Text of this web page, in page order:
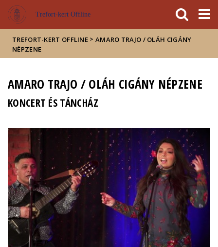
Események
ELTE a
sajtóban
Trefort-kert Offline
TREFORT-KERT OFFLINE > AMARO TRAJO / OLÁH CIGÁNY
NÉPZENE
AMARO TRAJO / OLÁH CIGÁNY NÉPZENE
KONCERT ÉS TÁNCHÁZ